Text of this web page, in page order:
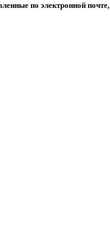
по электронной почте,